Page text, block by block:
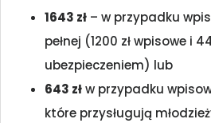
1643 zł – w przypadku
pełnej (1200 zł wpisowe i
ubezpieczeniem) lub
643 złw przypadku
które przysługują